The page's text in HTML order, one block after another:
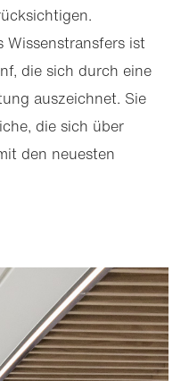
ist
die sich durch eine
auszeichnet. Sie
die sich über
den neuesten